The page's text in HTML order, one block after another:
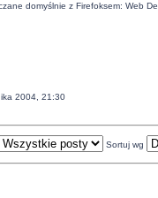
domyślnie z Firefoksem: Web
2004, 21:30
Sortuj wg